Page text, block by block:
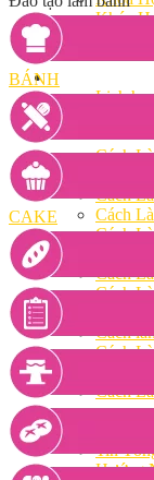
Khóa
Chuyên Đề
Khai Giảng
Lịch
Công Thức
Cách
Cách
Cách
Cách
Cách
Cách
Cách
Cách
Cách
Video
Tin tức
Tin
Hướng
BÁNH
CAKE